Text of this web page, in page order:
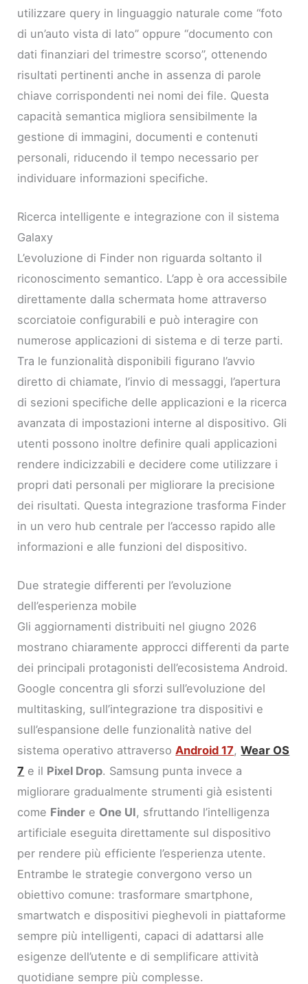
utilizzare query in linguaggio naturale come “foto
di un’auto vista di lato” oppure “documento con
dati finanziari del trimestre scorso”, ottenendo
risultati pertinenti anche in assenza di parole
chiave corrispondenti nei nomi dei file. Questa
capacità semantica migliora sensibilmente la
gestione di immagini, documenti e contenuti
personali, riducendo il tempo necessario per
individuare informazioni specifiche.
Ricerca intelligente e integrazione con il sistema
Galaxy
L’evoluzione di Finder non riguarda soltanto il
riconoscimento semantico. L’app è ora accessibile
direttamente dalla schermata home attraverso
scorciatoie configurabili e può interagire con
numerose applicazioni di sistema e di terze parti.
Tra le funzionalità disponibili figurano l’avvio
diretto di chiamate, l’invio di messaggi, l’apertura
di sezioni specifiche delle applicazioni e la ricerca
avanzata di impostazioni interne al dispositivo. Gli
utenti possono inoltre definire quali applicazioni
rendere indicizzabili e decidere come utilizzare i
propri dati personali per migliorare la precisione
dei risultati. Questa integrazione trasforma Finder
in un vero hub centrale per l’accesso rapido alle
informazioni e alle funzioni del dispositivo.
Due strategie differenti per l’evoluzione
dell’esperienza mobile
Gli aggiornamenti distribuiti nel giugno 2026
mostrano chiaramente approcci differenti da parte
dei principali protagonisti dell’ecosistema Android.
Google concentra gli sforzi sull’evoluzione del
multitasking, sull’integrazione tra dispositivi e
sull’espansione delle funzionalità native del
sistema operativo attraversoAndroid 17,Wear OS
7 e il Pixel Drop. Samsung punta invece a
migliorare gradualmente strumenti già esistenti
come Finder e One UI, sfruttando l’intelligenza
artificiale eseguita direttamente sul dispositivo
per rendere più efficiente l’esperienza utente.
Entrambe le strategie convergono verso un
obiettivo comune: trasformare smartphone,
smartwatch e dispositivi pieghevoli in piattaforme
sempre più intelligenti, capaci di adattarsi alle
esigenze dell’utente e di semplificare attività
quotidiane sempre più complesse.